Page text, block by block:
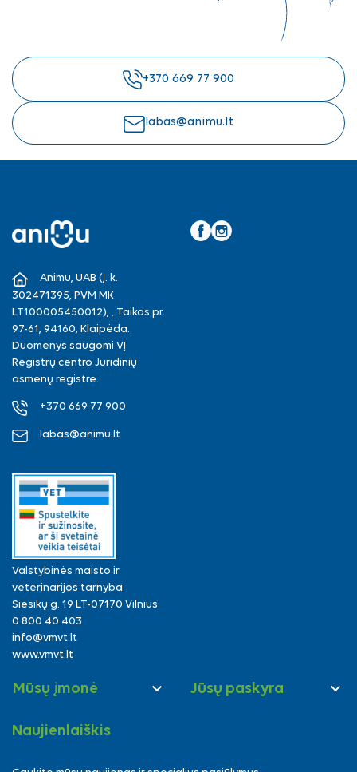
+370 669 77 900
labas@animu.lt
Animu, UAB (Į. k.
302471395, PVM MK
LT100005450012), , Taikos pr.
97-61, 94160, Klaipėda.
Duomenys saugomi VĮ
Registrų centro Juridinių
asmenų registre.
+370 669 77 900
labas@animu.lt
Valstybinės maisto ir
veterinarijos tarnyba
Siesikų g. 19 LT-07170 Vilnius
0 800 40 403
info@vmvt.lt
www.vmvt.lt
Mūsų įmonė  Jūsų paskyra 
Naujienlaiškis